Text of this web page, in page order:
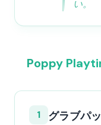
い。
Poppy
1 グラブパ